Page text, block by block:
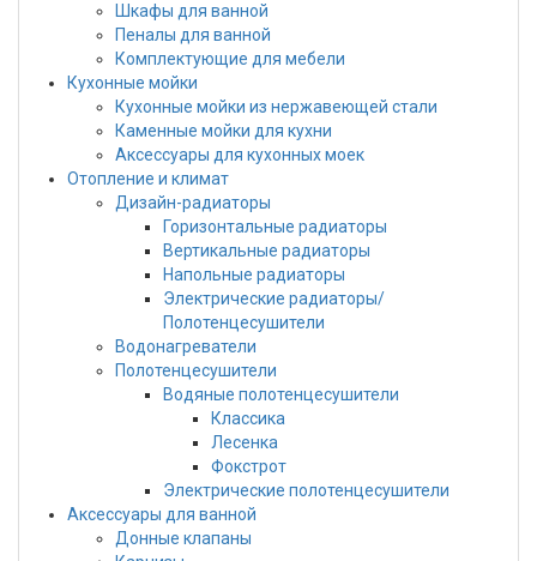
Шкафы для ванной
Пеналы для ванной
Комплектующие для мебели
Кухонные мойки
Кухонные мойки из нержавеющей стали
Каменные мойки для кухни
Аксессуары для кухонных моек
Отопление и климат
Дизайн-радиаторы
Горизонтальные радиаторы
Вертикальные радиаторы
Напольные радиаторы
Электрические радиаторы/
Полотенцесушители
Водонагреватели
Полотенцесушители
Водяные полотенцесушители
Классика
Лесенка
Фокстрот
Электрические полотенцесушители
Аксессуары для ванной
Донные клапаны